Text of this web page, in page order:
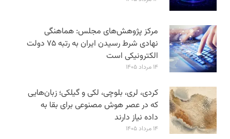
مرکز پژوهش‌های مجلس: هماهنگی
نهادی شرط رسیدن ایران به رتبه ۷۵ دولت
الکترونیکی است
۱۴ مرداد ۱۴۰۵
کردی، لری، بلوچی، لکی و گیلکی؛ زبان‌هایی
که در عصر هوش مصنوعی برای بقا به
داده نیاز دارند
۱۴ مرداد ۱۴۰۵